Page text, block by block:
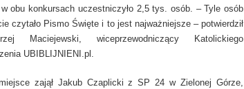
obu konkursach uczestniczyło 2,5 tys. osób. – Tyle osób
czytało Pismo Święte i to jest najważniejsze – potwierdził
Maciejewski, wiceprzewodniczący Katolickiego
UBIBLIJNIENI.pl.
zajął Jakub Czaplicki z SP 24 w Zielonej Górze,